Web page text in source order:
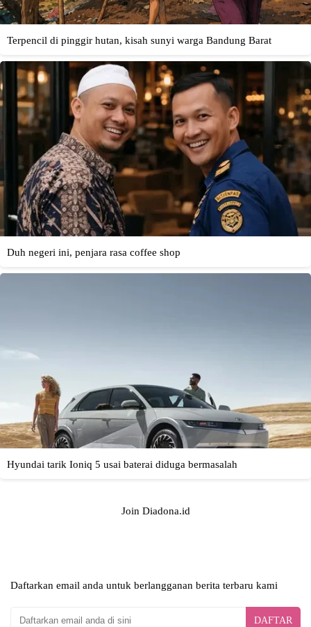
Join Diadona.id
Daftarkan email anda untuk berlangganan berita terbaru kami
DAFTAR